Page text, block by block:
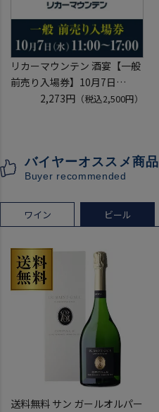
リカーマウンテン 酒宴【一般
前売り入場券】10月7日
(水)11:00～17:00 2026
月下旬】にメールにて配信予
2,273円（税込2,500円）
バイヤーオススメ商品
Buyer recommended
ワイン ビール
送料無料 サン ガールオルパー